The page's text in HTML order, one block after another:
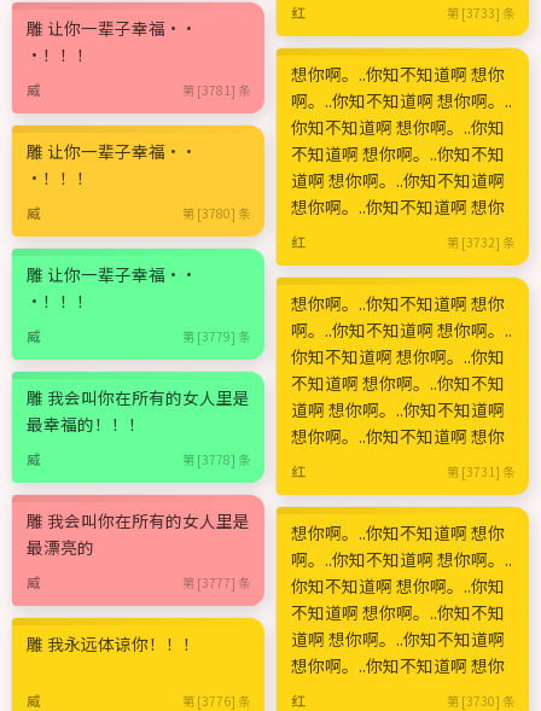
雕 让你一辈子幸福··
·！！！
威 第 [3781] 条
雕 让你一辈子幸福··
·！！！
威 第 [3780] 条
雕 让你一辈子幸福··
·！！！
威 第 [3779] 条
雕 我会叫你在所有的女人里是
最幸福的！！！
威 第 [3778] 条
雕 我会叫你在所有的女人里是
最漂亮的
威 第 [3777] 条
雕 我永远体谅你！！！
威 第 [3776] 条
红 第 [3733] 条
想你啊。..你知不知道啊 想你
啊。..你知不知道啊 想你啊。..
你知不知道啊 想你啊。..你知
不知道啊 想你啊。..你知不知
道啊 想你啊。..你知不知道啊
想你啊。..你知不知道啊 想你
红 第 [3732] 条
想你啊。..你知不知道啊 想你
啊。..你知不知道啊 想你啊。..
你知不知道啊 想你啊。..你知
不知道啊 想你啊。..你知不知
道啊 想你啊。..你知不知道啊
想你啊。..你知不知道啊 想你
红 第 [3731] 条
想你啊。..你知不知道啊 想你
啊。..你知不知道啊 想你啊。..
你知不知道啊 想你啊。..你知
不知道啊 想你啊。..你知不知
道啊 想你啊。..你知不知道啊
想你啊。..你知不知道啊 想你
红 第 [3730] 条